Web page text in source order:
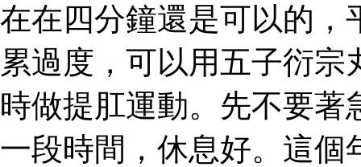
在在四分鐘還是可以的，
累過度，可以用五子衍
時做提肛運動。先不要
一段時間，休息好。這